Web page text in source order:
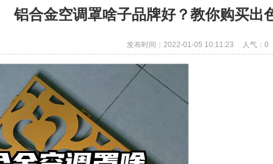
铝合金空调罩啥子品牌好？教你购买出
发布时间：2022-01-05 10:11:23 人气： 0